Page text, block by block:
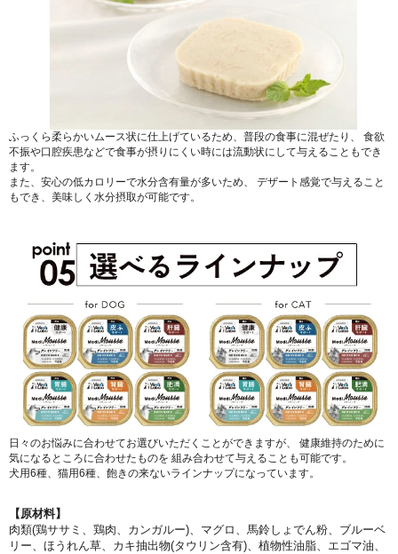
ふっくら柔らかいムース状に仕上げているため、普段の食事に混ぜたり、 食欲
不振や口腔疾患などで食事が摂りにくい時には流動状にして与えることもでき
ます。
また、安心の低カロリーで水分含有量が多いため、 デザート感覚で与えること
もでき、美味しく水分摂取が可能です。
日々のお悩みに合わせてお選びいただくことができますが、 健康維持のために
気になるところに合わせたものを 組み合わせて与えることも可能です。
犬用6種、猫用6種、飽きの来ないラインナップになっています。
【原材料】
肉類(鶏ササミ、鶏肉、カンガルー)、マグロ、馬鈴しょでん粉、ブルーベ
リー、ほうれん草、カキ抽出物(タウリン含有)、植物性油脂、エゴマ油、